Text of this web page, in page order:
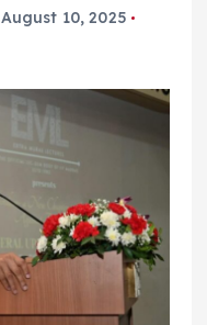
August 10, 2025